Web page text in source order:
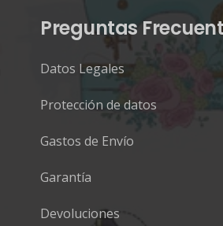
Preguntas
Datos Legales
Protección de datos
Gastos de Envío
Garantía
Devoluciones